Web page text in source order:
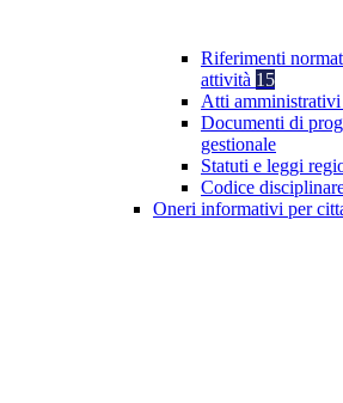
Riferimenti
attività 15
Atti amministrativi
Documenti di
gestionale
Statuti e leggi
Codice
Oneri informativi per